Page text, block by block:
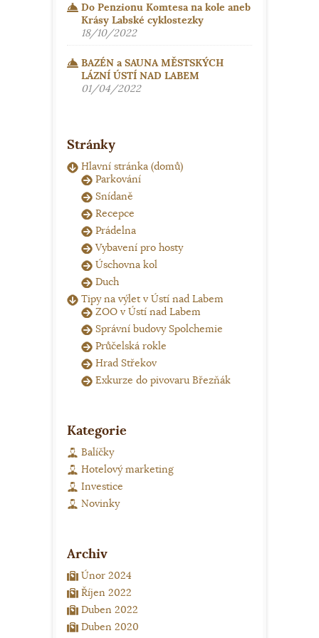
Do Penzionu Komtesa na kole aneb
Krásy Labské cyklostezky
18/10/2022
BAZÉN a SAUNA MĚSTSKÝCH
LÁZNÍ ÚSTÍ NAD LABEM
01/04/2022
Stránky
Hlavní stránka (domů)
Parkování
Snídaně
Recepce
Prádelna
Vybavení pro hosty
Úschovna kol
Duch
Tipy na výlet v Ústí nad Labem
ZOO v Ústí nad Labem
Správní budovy Spolchemie
Průčelská rokle
Hrad Střekov
Exkurze do pivovaru Březňák
Kategorie
Balíčky
Hotelový marketing
Investice
Novinky
Archiv
Únor 2024
Říjen 2022
Duben 2022
Duben 2020